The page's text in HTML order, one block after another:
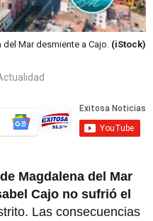
Mar desmiente a Cajo. (iStock)
Magdalena del Mar
Cajo no sufrió el
Las consecuencias